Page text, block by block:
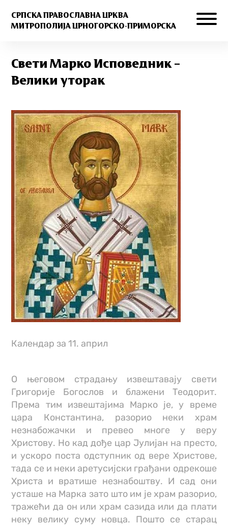
СРПСКА ПРАВОСЛАВНА ЦРКВА
МИТРОПОЛИЈА ЦРНОГОРСКО-ПРИМОРСКА
Свети Марко Исповедник –
Велики уторак
Календар за 11. април
О његовом страдању извештавају свети
Григорије Богослов и блажени Теодорит.
Према тим извештајима Марко је, у време
цара Константина, разорио неки храм
незнабожачки и превео многе у веру
Христову. Но кад дође цар Јулијан на престо,
и ускоро поста одступник од вере Христове,
тада се и неки аретусијски грађани одрекоше
Христа и вратише незнабоштву. И сад они
усташе на Марка зато што им је храм разорио,
тражећи да он или храм сазида или да плати
неку велику суму новца. Пошто се старац